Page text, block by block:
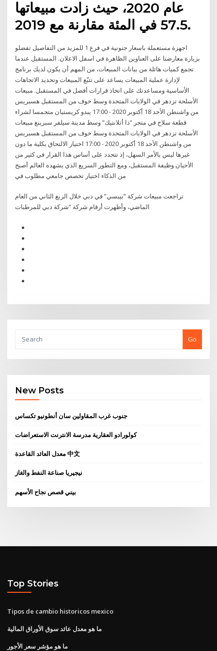
عام 2020، حيث زادت مبيعاتها
57.5 في المئة مقارنة مع 2019.
اجهزة مستعملة باسعار جنونية في فرع 1 للمزيد من التفاصيل تفضلو
بزيارة معارضنا على العناوين الظاهرة في اسفل الاعلان. المستقبل عندما
تجمع كميات هائلة من بيانات المبيعات، من المهم أن يكون لديك برنامج
لإدارة عملية المبيعات يساعد على تتبّع المبيعات وتحديد الاتجاهات
الأساسية ومساعدتك على اتخاذ قرارات أفضل في المستقبل. مبيعات
الأسلحة تزدهر في الولايات المتحدة وسط خوف من المستقبل هسبريس
من واشنطن الأحد 18 أكتوبر 2020 - 17:00 يبدو كريستيان متحمسا لشراء
قطعة سلاح في متجر “ذا أتلانتيك” وسط مدينة سيلفر سبرينغ مبيعات
الأسلحة تزدهر في الولايات المتحدة وسط خوف من المستقبل هسبريس
من واشنطن الأحد 18 أكتوبر 2020 - 17:00 اختيار الالتحاق بكلية ما دون
غيرها ليس بالأمر السهل، إذ تتحدد على أساس هذا القرار في كثير من
الأحيان وظيفة المستقبل، ومع التطور السريع الذي يشهده العالم أصبح
من الذكاء اختيار تخصص جامعي مطلوب في
تراجعت مبيعات شركة “بيبسي” في دبي خلال الربع الثاني من العام
الماضي، وأظهرت أرقام شركة “شركة دبي للمرطبات
Go
New Posts
جنوب غرب المقاولين سان أنطونيو تكساس
كولورادو العقارية مدرسة الانترنت الاستعراضات
معدل العائد القاعدة 中文
نيجيريا صناعة النفط والغاز
بيني قصص نجاح الأسهم
Top Stories
Tipos de cambio historicos mexico
ما هو معدل عائد سوق الأوراق المالية
ما هو مؤشر سعر الأجور